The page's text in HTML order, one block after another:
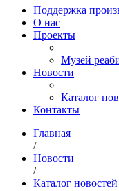
Поддержка
О нас
Проекты
Музей
Новости
Каталог
Контакты
Главная
/
Новости
/
Каталог новостей